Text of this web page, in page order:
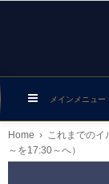
メインメニュー
Home › これまでのイ
～を17:30～へ）